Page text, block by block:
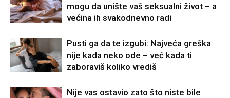
mogu da unište vaš seksualni život – a
većina ih svakodnevno radi
Pusti ga da te izgubi: Najveća greška
nije kada neko ode – već kada ti
zaboraviš koliko vrediš
Nije vas ostavio zato što niste bile